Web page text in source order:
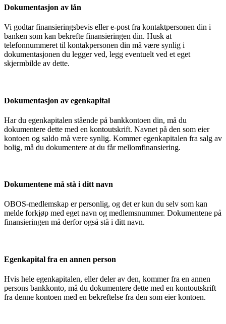
Dokumentasjon av lån
Vi godtar finansieringsbevis eller e-post fra kontaktpersonen din i
banken som kan bekrefte finansieringen din. Husk at
telefonnummeret til kontakpersonen din må være synlig i
dokumentasjonen du legger ved, legg eventuelt ved et eget
skjermbilde av dette.
Dokumentasjon av egenkapital
Har du egenkapitalen stående på bankkontoen din, må du
dokumentere dette med en kontoutskrift. Navnet på den som eier
kontoen og saldo må være synlig. Kommer egenkapitalen fra salg av
bolig, må du dokumentere at du får mellomfinansiering.
Dokumentene må stå i ditt navn
OBOS-medlemskap er personlig, og det er kun du selv som kan
melde forkjøp med eget navn og medlemsnummer. Dokumentene på
finansieringen må derfor også stå i ditt navn.
Egenkapital fra en annen person
Hvis hele egenkapitalen, eller deler av den, kommer fra en annen
persons bankkonto, må du dokumentere dette med en kontoutskrift
fra denne kontoen med en bekreftelse fra den som eier kontoen.